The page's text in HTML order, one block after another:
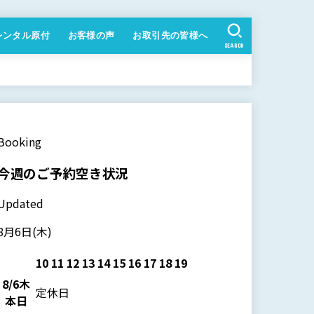
ンタル原付 お客様の声 お取引先の皆様へ
SEARCH